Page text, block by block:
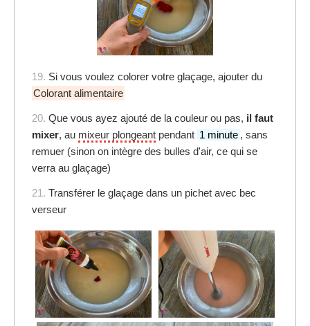
19. Si vous voulez colorer votre glaçage, ajouter du
Colorant alimentaire
20. Que vous ayez ajouté de la couleur ou pas, il faut
mixer, au mixeur plongeant pendant 1 minute , sans
remuer (sinon on intègre des bulles d'air, ce qui se
verra au glaçage)
21. Transférer le glaçage dans un pichet avec bec
verseur